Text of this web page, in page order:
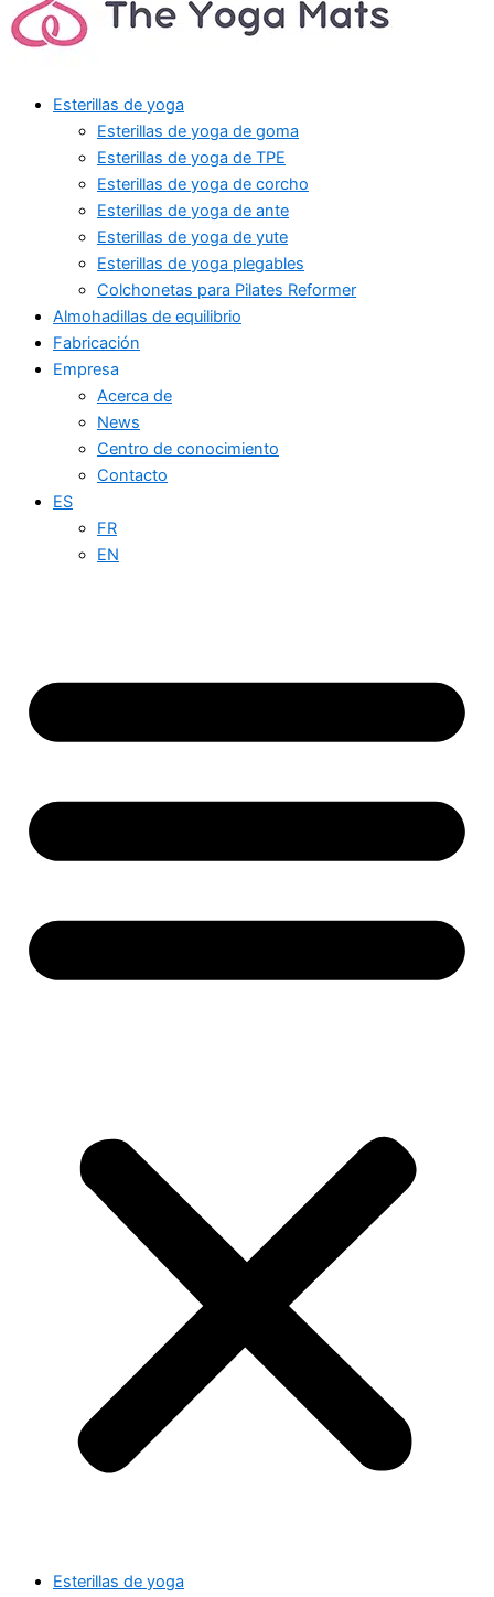
Esterillas de yoga
Esterillas de yoga de goma
Esterillas de yoga de TPE
Esterillas de yoga de corcho
Esterillas de yoga de ante
Esterillas de yoga de yute
Esterillas de yoga plegables
Colchonetas para Pilates Reformer
Almohadillas de equilibrio
Fabricación
Empresa
Acerca de
News
Centro de conocimiento
Contacto
ES
FR
EN
Esterillas de yoga